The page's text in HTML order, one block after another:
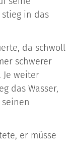
in das
da schwoll
schwerer
Je weiter
das Wasser,
er müsse